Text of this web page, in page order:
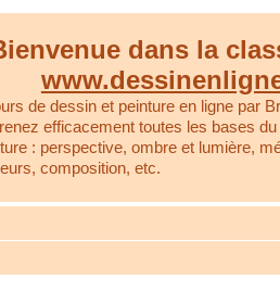
dans la
de dessin et peinture en ligne par
efficacement toutes les bases
: perspective, ombre et lumière,
composition, etc.